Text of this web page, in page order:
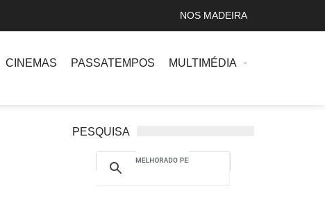
NOS MADEIRA
CINEMAS PASSATEMPOS MULTIMÉDIA
PESQUISA